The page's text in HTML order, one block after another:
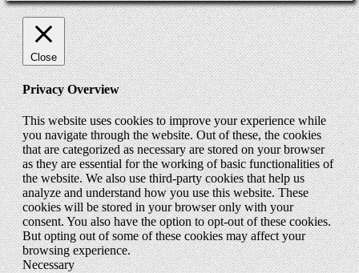
Close
Privacy Overview
This website uses cookies to improve your experience while
you navigate through the website. Out of these, the cookies
that are categorized as necessary are stored on your browser
as they are essential for the working of basic functionalities of
the website. We also use third-party cookies that help us
analyze and understand how you use this website. These
cookies will be stored in your browser only with your
consent. You also have the option to opt-out of these cookies.
But opting out of some of these cookies may affect your
browsing experience.
Necessary